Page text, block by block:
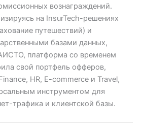
вознаграждений.
на InsurTech-решениях
путешествий) и
базами данных,
платформа со временем
свой портфель офферов,
HR, E-commerce и Travel,
инструментом для
трафика и клиентской базы.